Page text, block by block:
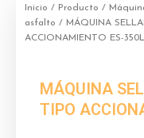
Inicio / Producto /
asfalto / MÁQUINA
ACCIONAMIENTO ES-350L
MÁQUINA
TIPO